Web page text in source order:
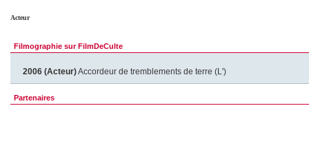
Acteur
Filmographie sur FilmDeCulte
2006 (Acteur)Accordeur de tremblements de terre (L')
Partenaires